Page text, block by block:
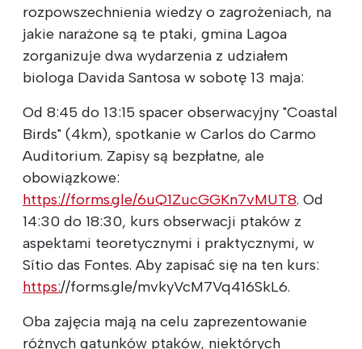
rozpowszechnienia wiedzy o zagrożeniach, na
jakie narażone są te ptaki, gmina Lagoa
zorganizuje dwa wydarzenia z udziałem
biologa Davida Santosa w sobotę 13 maja:
Od 8:45 do 13:15 spacer obserwacyjny "Coastal
Birds" (4km), spotkanie w Carlos do Carmo
Auditorium. Zapisy są bezpłatne, ale
obowiązkowe:
https://forms.gle/6uQ1ZucGGKn7vMUT8. Od
14:30 do 18:30, kurs obserwacji ptaków z
aspektami teoretycznymi i praktycznymi, w
Sítio das Fontes. Aby zapisać się na ten kurs:
https://forms.gle/mvkyVcM7Vq416SkL6.
Oba zajęcia mają na celu zaprezentowanie
różnych gatunków ptaków, niektórych